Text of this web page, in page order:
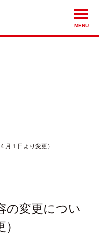
MENU
月１日より変更）
の変更につい